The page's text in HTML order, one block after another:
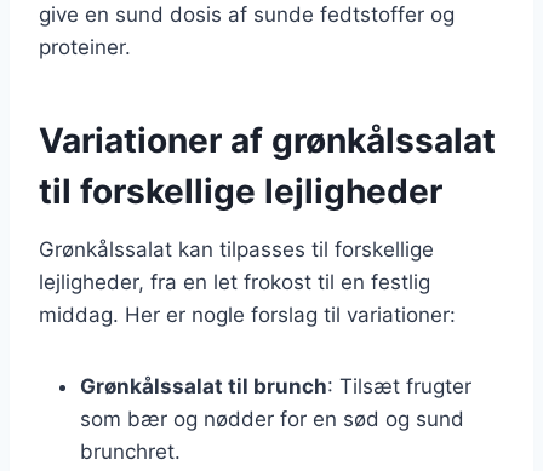
give en sund dosis af sunde fedtstoffer og
proteiner.
Variationer af grønkålssalat
til forskellige lejligheder
Grønkålssalat kan tilpasses til forskellige
lejligheder, fra en let frokost til en festlig
middag. Her er nogle forslag til variationer:
Grønkålssalat til brunch: Tilsæt frugter
som bær og nødder for en sød og sund
brunchret.